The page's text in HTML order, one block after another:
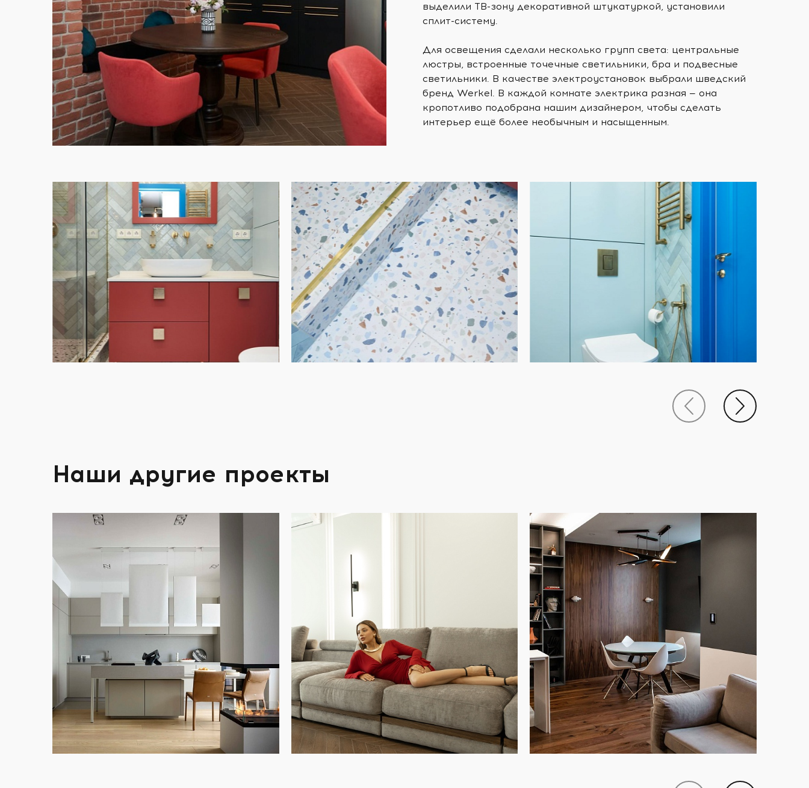
выделили ТВ-зону декоративной штукатуркой, установили
сплит-систему.
Для освещения сделали несколько групп света: центральные
люстры, встроенные точечные светильники, бра и подвесные
светильники. В качестве электроустановок выбрали шведский
бренд Werkel. В каждой комнате электрика разная — она
кропотливо подобрана нашим дизайнером, чтобы сделать
интерьер ещё более необычным и насыщенным.
Наши другие проекты